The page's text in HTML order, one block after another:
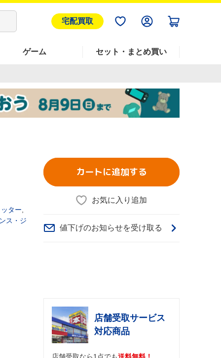
宅配買取
ゲーム セット・まとめ買い
ター
ス・ジ
カートに追加する
お気に入り追加
値下げのお知らせを受け取る
店舗受取サービス
対応商品